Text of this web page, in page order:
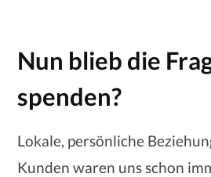
Nun blieb die
spenden?
Lokale, persönliche
Kunden waren uns schon